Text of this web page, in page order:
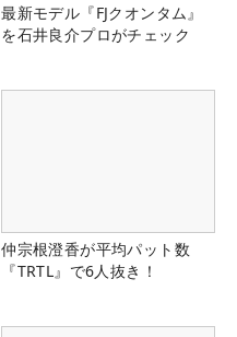
最新モデル『FJクオンタム』
を石井良介プロがチェック
仲宗根澄香が平均パット数
『TRTL』で6人抜き！